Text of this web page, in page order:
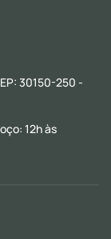
30150-250 -
12h às